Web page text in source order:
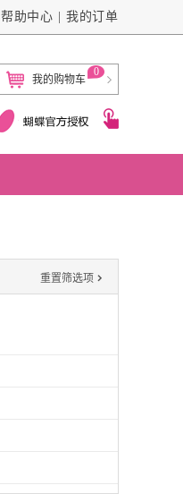
帮助中心 我的订单
我的购物车
0
重置筛选项 